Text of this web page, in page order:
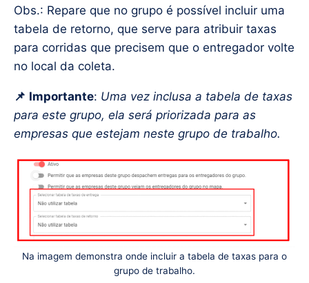
Obs.: Repare que no grupo é possível incluir uma
tabela de retorno, que serve para atribuir taxas
para corridas que precisem que o entregador volte
no local da coleta.
📌 Importante: Uma vez inclusa a tabela de taxas
para este grupo, ela será priorizada para as
empresas que estejam neste grupo de trabalho.
Na imagem demonstra onde incluir a tabela de taxas para o
grupo de trabalho.